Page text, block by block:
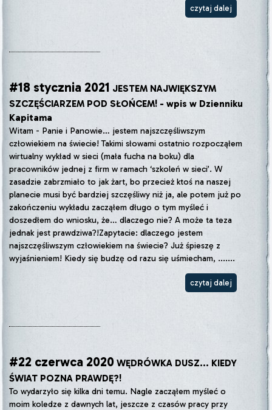
czytaj dalej
#18 stycznia 2021 JESTEM NAJWIĘKSZYM
SZCZĘŚCIARZEM POD SŁOŃCEM! - wpis w Dzienniku
Kapitama
Witam - Panie i Panowie… jestem najszczęśliwszym
człowiekiem na świecie! Takimi słowami ostatnio rozpocząłem
wirtualny wykład w sieci (mała fucha na boku) dla
pracowników jednej z firm w ramach ‘szkoleń w sieci’. W
zasadzie zabrzmiało to jak żart, bo przecież ktoś na naszej
planecie musi być bardziej szczęśliwy niż ja, ale potem już po
zakończeniu wykładu zacząłem długo o tym myśleć i
doszedłem do wniosku, że… dlaczego nie? A może ta teza
jednak jest prawdziwa?!Zapytacie: dlaczego jestem
najszczęśliwszym człowiekiem na świecie? Już śpieszę z
wyjaśnieniem! Kiedy się budzę od razu się uśmiecham, .......
czytaj dalej
#22 czerwca 2020 WĘDRÓWKA DUSZ... KIEDY
ŚWIAT POZNA PRAWDĘ?!
To wydarzyło się kilka dni temu. Nagle zacząłem myśleć o
moim koledze z dawnych lat, jeszcze z czasów pracy przy